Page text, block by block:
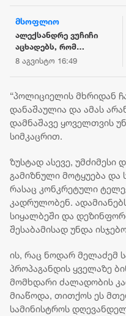
მსოფლიო
ალექსანდრე ვუჩიჩი
აცხადებს, რომ
ევროპაში ყველას
ბალკანეთის
ქვეყნების
ევროინტეგრაცია
8 აგვისტო 16:49
“პოლიციელის მხრიდან
დანაშაულია და ამას
დამნაშავე ყოველთვის
სიმკაცრით.
ზუსტად ასევე, უმძიმესი
გამიზნული მოტყუება და
რასაც კონკრეტული
კადრულობენ.
სიყალბეში და
შესაბამისად უნდა
ის, რაც ნოდარ მელაძემ
პროპაგანდის ყველაზე
მომხდარი ძალადობის
მიაწოდა, თითქოს ეს
სამინისტროს